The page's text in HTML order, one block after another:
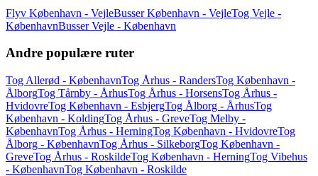
Flyv København - VejleBusser København - VejleTog Vejle -
KøbenhavnBusser Vejle - København
Andre populære ruter
Tog Allerød - KøbenhavnTog Århus - RandersTog København -
ÅlborgTog Tårnby - ÅrhusTog Århus - HorsensTog Århus -
HvidovreTog København - EsbjergTog Ålborg - ÅrhusTog
København - KoldingTog Århus - GreveTog Melby -
KøbenhavnTog Århus - HerningTog København - HvidovreTog
Ålborg - KøbenhavnTog Århus - SilkeborgTog København -
GreveTog Århus - RoskildeTog København - HerningTog Vibehus
- KøbenhavnTog København - Roskilde